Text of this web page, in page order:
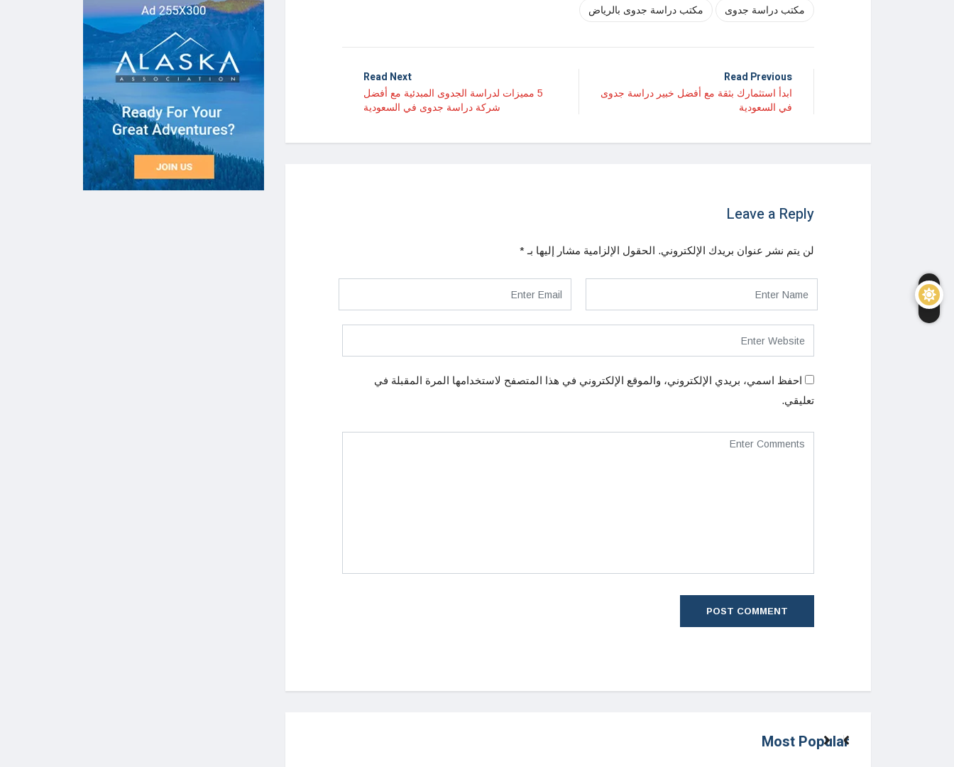
مكتب دراسة جدوى مكتب دراسة جدوى بالرياض
Read Previous
ابدأ استثمارك بثقة مع أفضل خبير دراسة جدوى
في السعودية
Read Next
5 مميزات لدراسة الجدوى المبدئية مع أفضل
شركة دراسة جدوى في السعودية
Leave a Reply
لن يتم نشر عنوان بريدك الإلكتروني. الحقول الإلزامية مشار إليها بـ *
احفظ اسمي، بريدي الإلكتروني، والموقع الإلكتروني في هذا المتصفح لاستخدامها المرة المقبلة في
تعليقي.
Most Popular